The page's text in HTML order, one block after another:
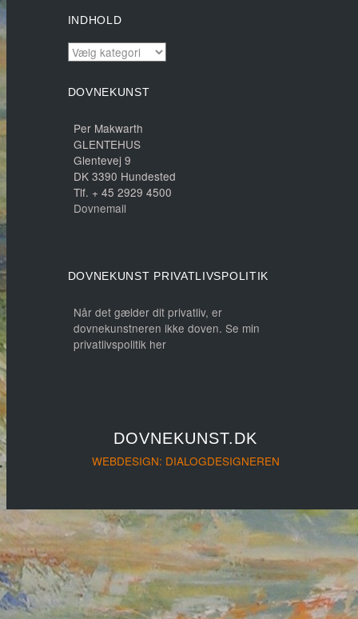
INDHOLD
INDHOLD
DOVNEKUNST
Per Makwarth
GLENTEHUS
Glentevej 9
DK 3390 Hundested
Tlf. + 45 2929 4500
Dovnemail
DOVNEKUNST PRIVATLIVSPOLITIK
Når det gælder dit privatliv, er
dovnekunstneren ikke doven. Se min
privatlivspolitik her
DOVNEKUNST.DK
WEBDESIGN: DIALOGDESIGNEREN